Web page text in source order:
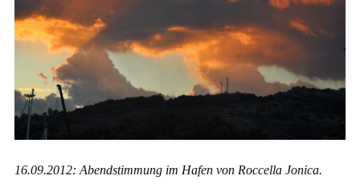
16.09.2012: Abendstimmung im Hafen von Roccella Jonica.